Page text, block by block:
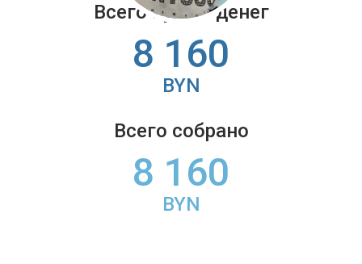
Всего нужно денег
8 160
BYN
Всего собрано
8 160
BYN